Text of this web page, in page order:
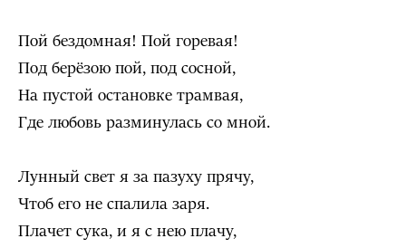
Пой бездомная! Пой горевая!
Под берёзою пой, под сосной,
На пустой остановке трамвая,
Где любовь разминулась со мной.
Лунный свет я за пазуху прячу,
Чтоб его не спалила заря.
Плачет сука, и я с нею плачу,